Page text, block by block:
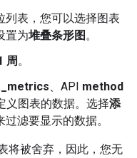
列表，您可以选择图表
置为堆叠条形图 。
周 。
、API method
义图表的数据。选择添
滤要显示的数据。
将被舍弃，因此，您无